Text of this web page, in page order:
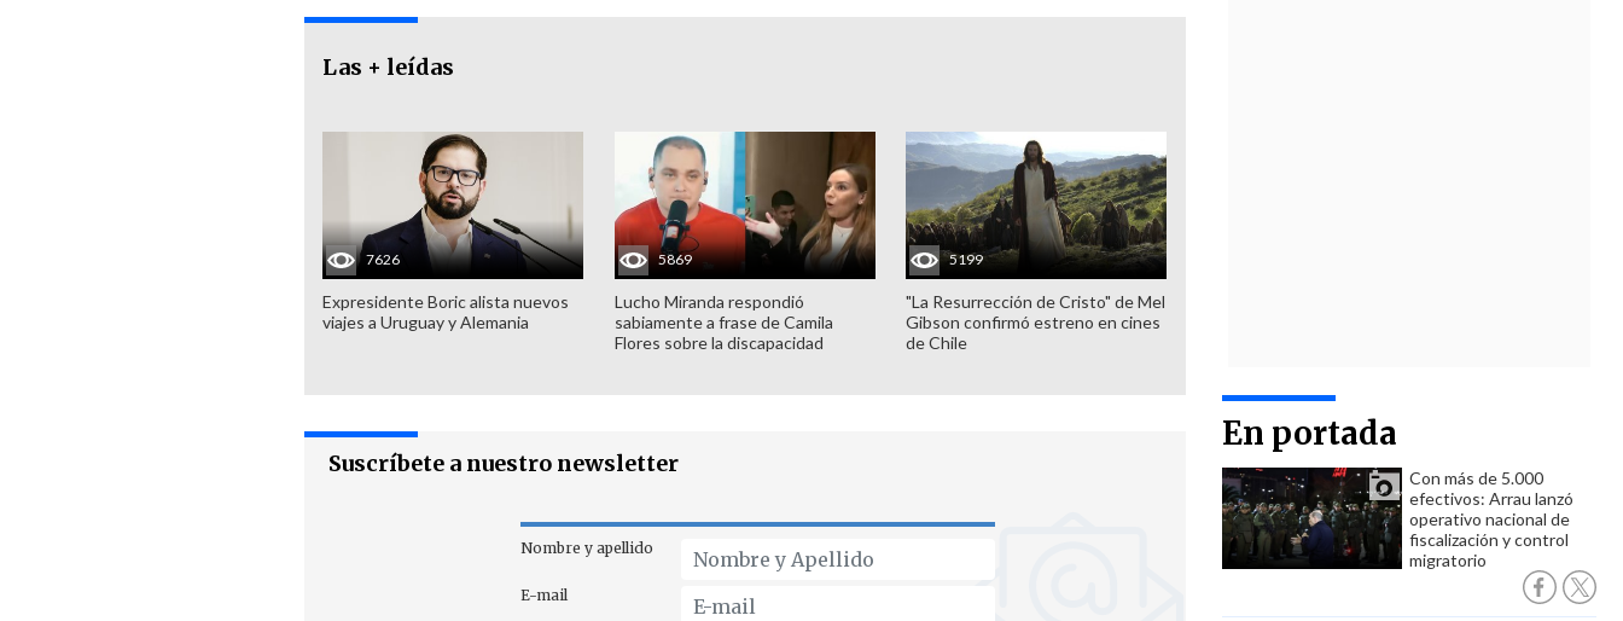
En portada
Con más de 5.000
efectivos: Arrau lanzó
operativo nacional de
fiscalización y control
migratorio
Las + leídas
7626
Expresidente Boric alista nuevos
viajes a Uruguay y Alemania
5869
Lucho Miranda respondió
sabiamente a frase de Camila
Flores sobre la discapacidad
5199
"La Resurrección de Cristo" de Mel
Gibson confirmó estreno en cines
de Chile
Suscríbete a nuestro newsletter
Nombre y apellido
E-mail